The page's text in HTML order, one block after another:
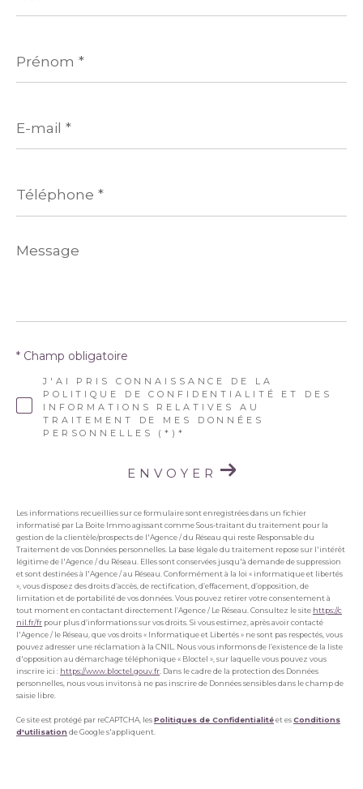
*
mail
*
*
Message
*
J'AI PRIS CONNAISSANCE DE LA
POLITIQUE DE CONFIDENTIALITÉ ET DES
INFORMATIONS RELATIVES AU
TRAITEMENT DE MES DONNÉES
PERSONNELLES (*)*
* Champ obligatoire
ENVOYER
Les informations recueillies sur ce formulaire sont enregistrées dans un fichier
informatisé par La Boite Immo agissant comme Sous-traitant du traitement pour la
gestion de la clientèle/prospects de l'Agence / du Réseau qui reste Responsable du
Traitement de vos Données personnelles. La base légale du traitement repose sur l'intérêt
légitime de l'Agence / du Réseau. Elles sont conservées jusqu'à demande de suppression
et sont destinées à l'Agence / au Réseau. Conformément à la loi « informatique et libertés
», vous disposez des droits d’accès, de rectification, d’effacement, d’opposition, de
limitation et de portabilité de vos données. Vous pouvez retirer votre consentement à
tout moment en contactant directement l’Agence / Le Réseau. Consultez le site https://c
nil.fr/fr pour plus d’informations sur vos droits. Si vous estimez, après avoir contacté
l'Agence / le Réseau, que vos droits « Informatique et Libertés » ne sont pas respectés, vous
pouvez adresser une réclamation à la CNIL. Nous vous informons de l’existence de la liste
d'opposition au démarchage téléphonique « Bloctel », sur laquelle vous pouvez vous
inscrire ici : https://www.bloctel.gouv.fr . Dans le cadre de la protection des Données
personnelles, nous vous invitons à ne pas inscrire de Données sensibles dans le champ de
saisie libre.
Ce site est protégé par reCAPTCHA, lesPolitiques de Confidentialitéet esConditions
d'utilisation de Google s'appliquent.